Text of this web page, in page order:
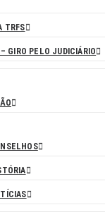
TRFS
GIRO PELO JUDICIÁRIO